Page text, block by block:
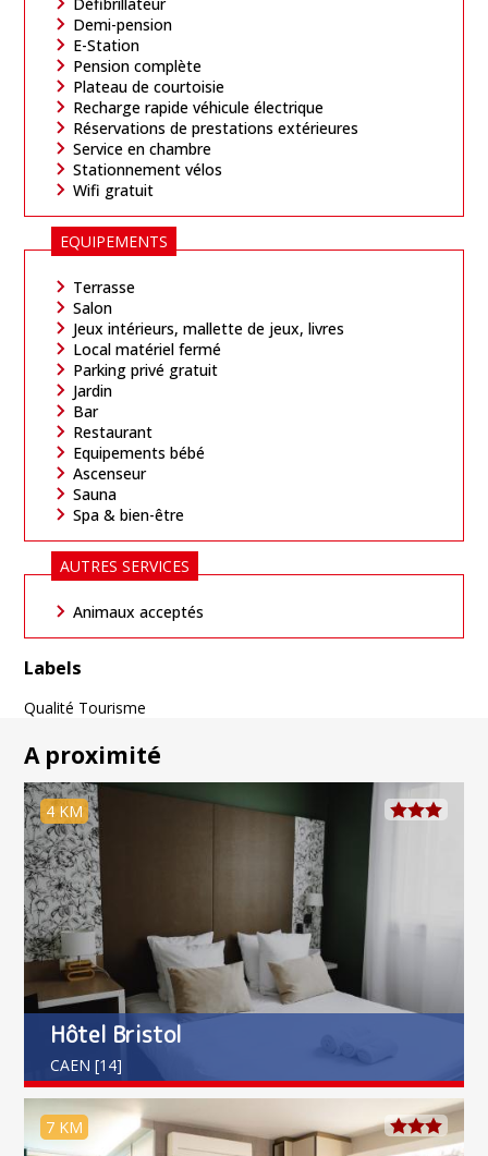
Demi-pension
E-Station
Pension complète
Plateau de courtoisie
Recharge rapide véhicule électrique
Réservations de prestations extérieures
Service en chambre
Stationnement vélos
Wifi gratuit
EQUIPEMENTS
Terrasse
Salon
Jeux intérieurs, mallette de jeux, livres
Local matériel fermé
Parking privé gratuit
Jardin
Bar
Restaurant
Equipements bébé
Ascenseur
Sauna
Spa & bien-être
AUTRES SERVICES
Animaux acceptés
Labels
Qualité Tourisme
A proximité
4 KM
Hôtel Bristol
CAEN [14]
7 KM